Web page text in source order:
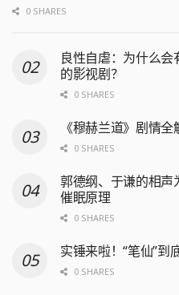
0 SHARES
良性自虐：为什么
的影视剧？
0 SHARES
《穆赫兰道》剧情全
0 SHARES
郭德纲、于谦的相声
催眠原理
0 SHARES
实锤来啦！“笔仙”到
0 SHARES